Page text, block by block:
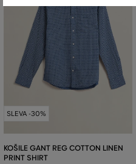
SLEVA -30%
KOŠILE GANT REG COTTON LINEN
PRINT SHIRT